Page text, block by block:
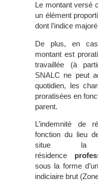
Le montant versé
un élément
dont l’indice
De plus, en
montant est
travaillée (à
SNALC ne peut
quotidien, les
proratisées en
parent.
L’indemnité de
fonction du lieu
situe
résidence
sous la forme
indiciaire brut